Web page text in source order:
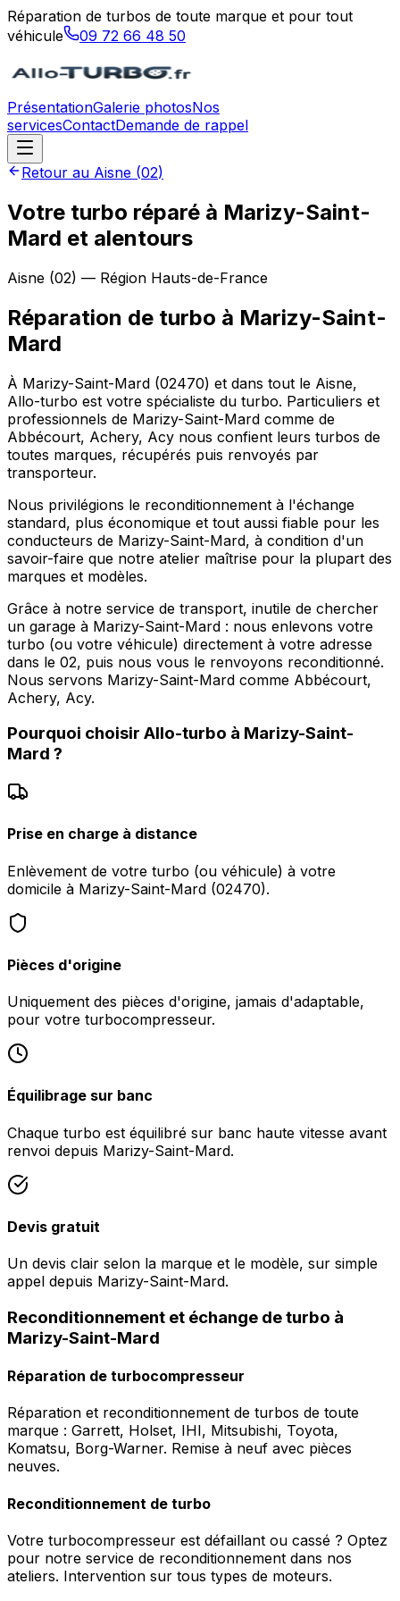
Réparation de turbos de toute marque et pour tout
véhicule
09 72 66 48 50
PrésentationGalerie photosNos
servicesContactDemande de rappel
Retour au Aisne (02)
Votre turbo réparé à Marizy-Saint-
Mard et alentours
Aisne (02) — Région Hauts-de-France
Réparation de turbo à Marizy-Saint-
Mard
À Marizy-Saint-Mard (02470) et dans tout le Aisne,
Allo-turbo est votre spécialiste du turbo. Particuliers et
professionnels de Marizy-Saint-Mard comme de
Abbécourt, Achery, Acy nous confient leurs turbos de
toutes marques, récupérés puis renvoyés par
transporteur.
Nous privilégions le reconditionnement à l'échange
standard, plus économique et tout aussi fiable pour les
conducteurs de Marizy-Saint-Mard, à condition d'un
savoir-faire que notre atelier maîtrise pour la plupart des
marques et modèles.
Grâce à notre service de transport, inutile de chercher
un garage à Marizy-Saint-Mard : nous enlevons votre
turbo (ou votre véhicule) directement à votre adresse
dans le 02, puis nous vous le renvoyons reconditionné.
Nous servons Marizy-Saint-Mard comme Abbécourt,
Achery, Acy.
Pourquoi choisir Allo-turbo à Marizy-Saint-
Mard ?
Prise en charge à distance
Enlèvement de votre turbo (ou véhicule) à votre
domicile à Marizy-Saint-Mard (02470).
Pièces d'origine
Uniquement des pièces d'origine, jamais d'adaptable,
pour votre turbocompresseur.
Équilibrage sur banc
Chaque turbo est équilibré sur banc haute vitesse avant
renvoi depuis Marizy-Saint-Mard.
Devis gratuit
Un devis clair selon la marque et le modèle, sur simple
appel depuis Marizy-Saint-Mard.
Reconditionnement et échange de turbo à
Marizy-Saint-Mard
Réparation de turbocompresseur
Réparation et reconditionnement de turbos de toute
marque : Garrett, Holset, IHI, Mitsubishi, Toyota,
Komatsu, Borg-Warner. Remise à neuf avec pièces
neuves.
Reconditionnement de turbo
Votre turbocompresseur est défaillant ou cassé ? Optez
pour notre service de reconditionnement dans nos
ateliers. Intervention sur tous types de moteurs.